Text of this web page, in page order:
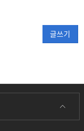
글쓰기